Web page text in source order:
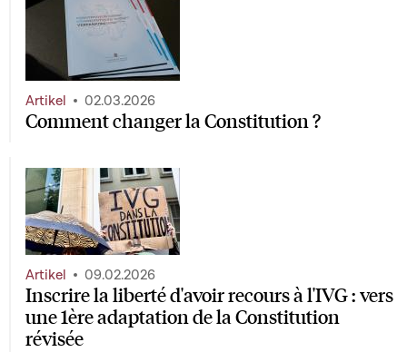
Comment changer la Constitution ?
Artikel 02.03.2026
Inscrire la liberté d'avoir recours à l'IVG : vers
une 1ère adaptation de la Constitution
révisée
Artikel 09.02.2026